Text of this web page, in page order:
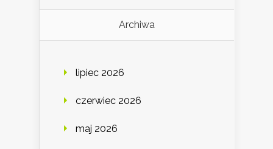
Archiwa
lipiec 2026
czerwiec 2026
maj 2026